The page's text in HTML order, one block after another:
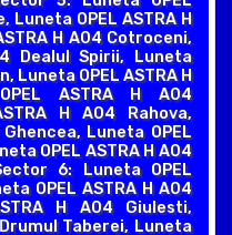
Luneta OPEL ASTRA H
H A04 Cotroceni,
Dealul Spirii, Luneta
Luneta OPEL ASTRA H
ASTRA H A04
H A04 Rahova,
Luneta OPEL
OPEL ASTRA H A04
6: Luneta OPEL
OPEL ASTRA H A04
H A04 Giulesti,
Taberei, Luneta